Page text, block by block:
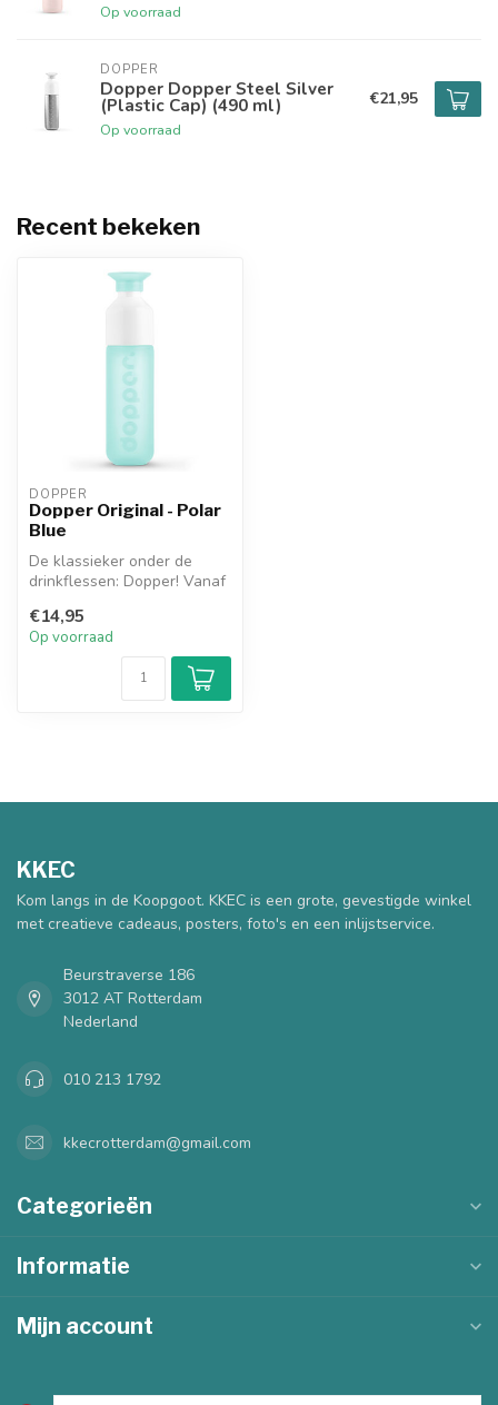
Op voorraad
DOPPER
Dopper Dopper Steel Silver
(Plastic Cap) (490 ml)
Op voorraad
€21,95
Recent bekeken
DOPPER
Dopper Original - Polar
Blue
De klassieker onder de
drinkflessen: Dopper! Vanaf
nieuwe...
€14,95
Op voorraad
KKEC
Kom langs in de Koopgoot. KKEC is een grote, gevestigde winkel
met creatieve cadeaus, posters, foto's en een inlijstservice.
Beurstraverse 186
3012 AT Rotterdam
Nederland
010 213 1792
kkecrotterdam@gmail.com
Categorieën
Informatie
Mijn account